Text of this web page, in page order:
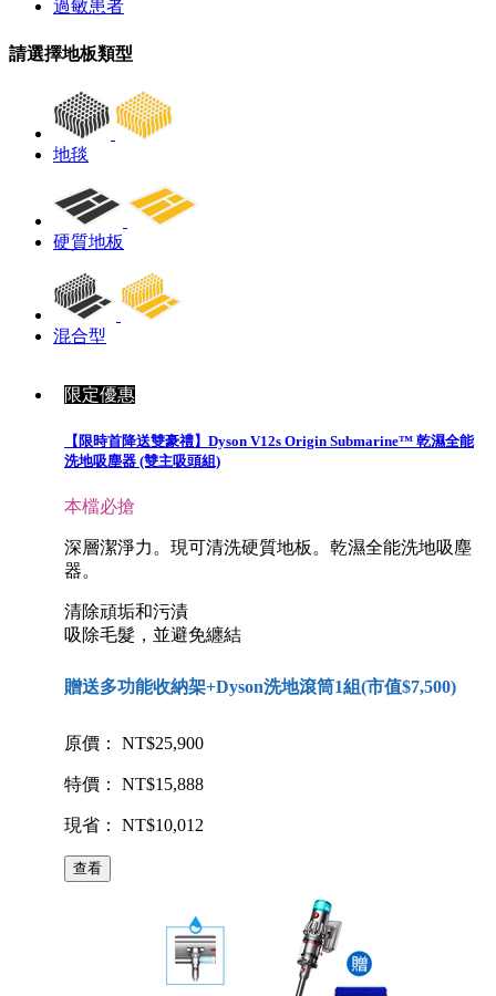
過敏患者
請選擇地板類型
地毯
硬質地板
混合型
限定優惠
【限時首降送雙豪禮】Dyson V12s Origin Submarine™ 乾濕全能
洗地吸塵器 (雙主吸頭組)
本檔必搶
深層潔淨力。現可清洗硬質地板。乾濕全能洗地吸塵
器。
清除頑垢和污漬
吸除毛髮，並避免纏結
贈送多功能收納架+Dyson洗地滾筒1組(市值$7,500)
原價： NT$25,900
特價： NT$15,888
現省： NT$10,012
查看